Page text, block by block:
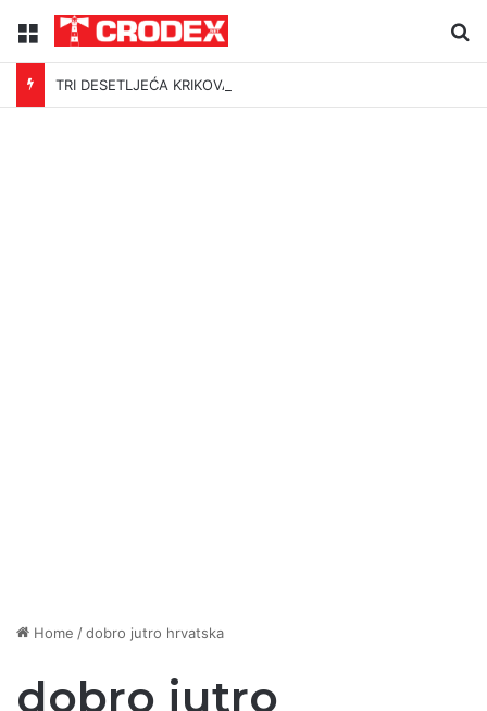
Menu
TRI DESETLJEĆA KRIKOVA OČAJNIKA
Home /dobro jutro hrvatska
dobro jutro